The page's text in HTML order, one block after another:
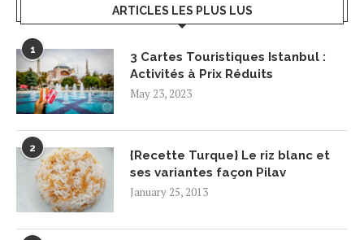
ARTICLES LES PLUS LUS
1
3 Cartes Touristiques Istanbul :
Activités à Prix Réduits
May 23, 2023
2
{Recette Turque} Le riz blanc et
ses variantes façon Pilav
January 25, 2013